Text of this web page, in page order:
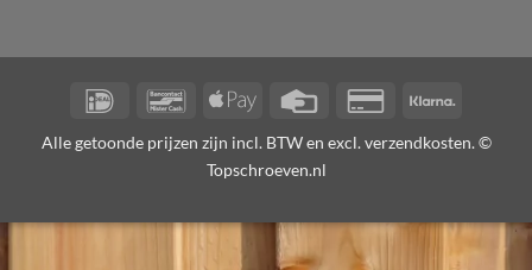
IDeal BancontactApple
Credit
Credit
2
Alle getoonde prijzen zijn incl. BTW en excl. verzendkosten. ©
Topschroeven.nl